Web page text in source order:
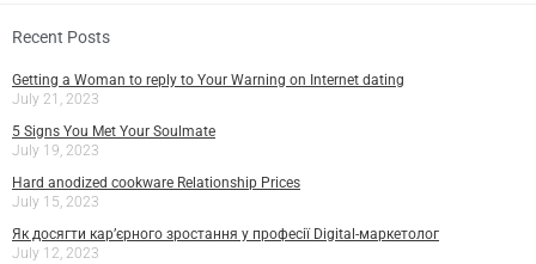
Recent Posts
Getting a Woman to reply to Your Warning on Internet dating
July 21, 2023
5 Signs You Met Your Soulmate
July 19, 2023
Hard anodized cookware Relationship Prices
July 15, 2023
Як досягти кар’єрного зростання у професії Digital-маркетолог
July 12, 2023